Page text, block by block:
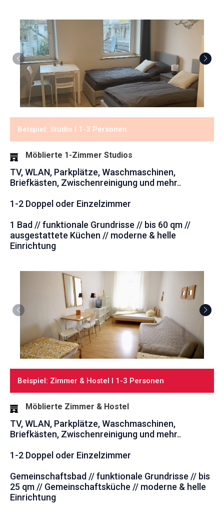
Beispiel: Studio I 1-3 Personen
Möblierte 1-Zimmer Studios
TV, WLAN, Parkplätze, Waschmaschinen,
Briefkästen, Zwischenreinigung und mehr..
1-2 Doppel oder Einzelzimmer
1 Bad // funktionale Grundrisse // bis 60 qm //
ausgestattete Küchen // moderne & helle
Einrichtung
Beispiel: Zimmer & Hostel I 1-3 Personen
Möblierte Zimmer & Hostel
TV, WLAN, Parkplätze, Waschmaschinen,
Briefkästen, Zwischenreinigung und mehr..
1-2 Doppel oder Einzelzimmer
Gemeinschaftsbad // funktionale Grundrisse // bis
25 qm // Gemeinschaftsküche // moderne & helle
Einrichtung